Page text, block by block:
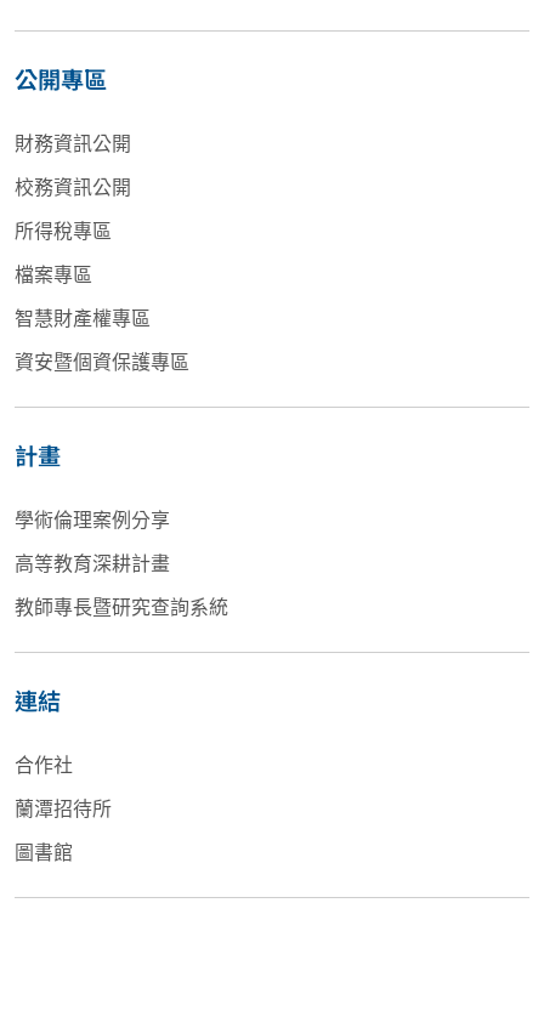
公開專區
財務資訊公開
校務資訊公開
所得稅專區
檔案專區
智慧財產權專區
資安暨個資保護專區
計畫
學術倫理案例分享
高等教育深耕計畫
教師專長暨研究查詢系統
連結
合作社
蘭潭招待所
圖書館